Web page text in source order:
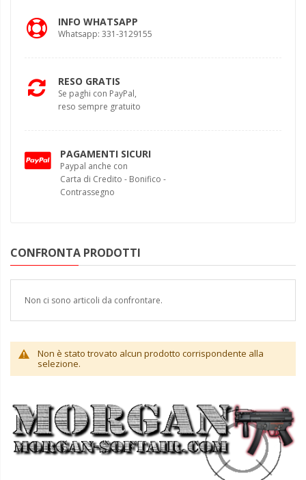
INFO WHATSAPP
Whatsapp: 331-3129155
RESO GRATIS
Se paghi con PayPal,
reso sempre gratuito
PAGAMENTI SICURI
Paypal anche con
Carta di Credito - Bonifico -
Contrassegno
CONFRONTA PRODOTTI
Non ci sono articoli da confrontare.
Non è stato trovato alcun prodotto corrispondente alla
selezione.